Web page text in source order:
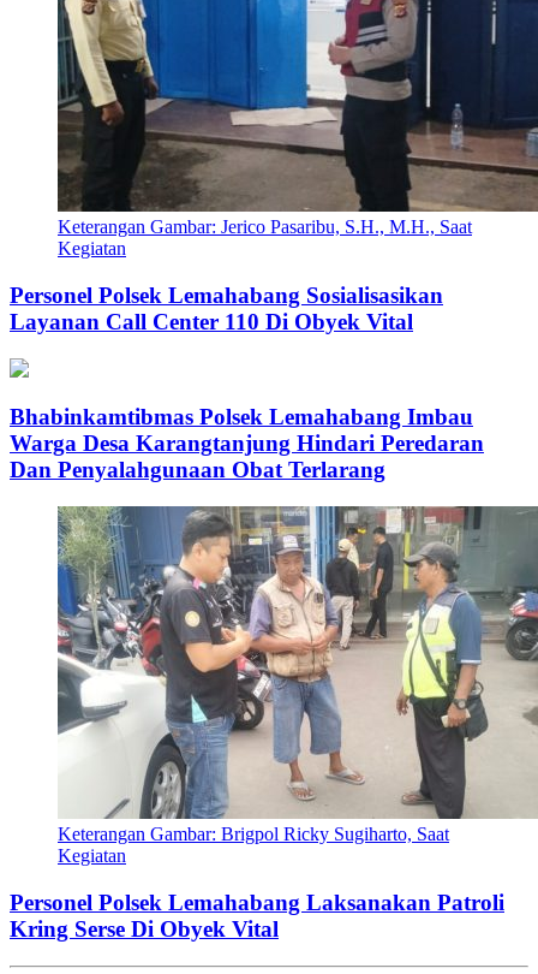
Keterangan Gambar: Jerico Pasaribu, S.H., M.H., Saat
Kegiatan
Personel Polsek Lemahabang Sosialisasikan
Layanan Call Center 110 Di Obyek Vital
Bhabinkamtibmas Polsek Lemahabang Imbau
Warga Desa Karangtanjung Hindari Peredaran
Dan Penyalahgunaan Obat Terlarang
Keterangan Gambar: Brigpol Ricky Sugiharto, Saat
Kegiatan
Personel Polsek Lemahabang Laksanakan Patroli
Kring Serse Di Obyek Vital